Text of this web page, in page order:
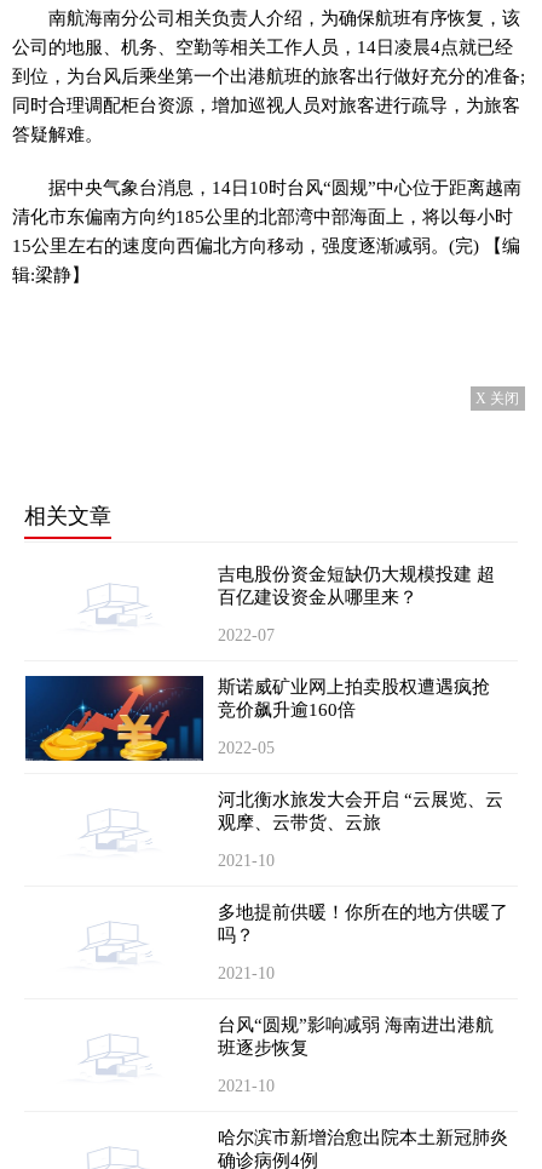
南航海南分公司相关负责人介绍，为确保航班有序恢复，该
公司的地服、机务、空勤等相关工作人员，14日凌晨4点就已经
到位，为台风后乘坐第一个出港航班的旅客出行做好充分的准备;
同时合理调配柜台资源，增加巡视人员对旅客进行疏导，为旅客
答疑解难。
据中央气象台消息，14日10时台风“圆规”中心位于距离越南
清化市东偏南方向约185公里的北部湾中部海面上，将以每小时
15公里左右的速度向西偏北方向移动，强度逐渐减弱。(完) 【编
辑:梁静】
X 关闭
相关文章
吉电股份资金短缺仍大规模投建 超
百亿建设资金从哪里来？
2022-07
斯诺威矿业网上拍卖股权遭遇疯抢
竞价飙升逾160倍
2022-05
河北衡水旅发大会开启 “云展览、云
观摩、云带货、云旅
2021-10
多地提前供暖！你所在的地方供暖了
吗？
2021-10
台风“圆规”影响减弱 海南进出港航
班逐步恢复
2021-10
哈尔滨市新增治愈出院本土新冠肺炎
确诊病例4例